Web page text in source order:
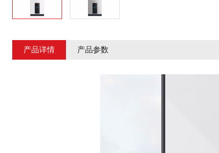
产品详情 产品参数